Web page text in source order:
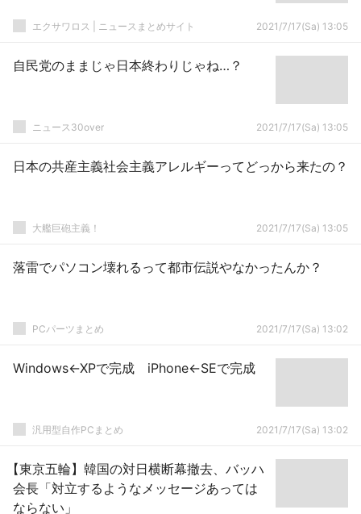
エクサワロス | ニュースまとめサイト 2021/7/17(Sa) 13:05
自民党のままじゃ日本終わりじゃね…？
ニュース30over 2021/7/17(Sa) 13:05
日本の共産主義社会主義アレルギーってどっから来たの？
大艦巨砲主義！ 2021/7/17(Sa) 13:05
落雷でパソコン壊れるって都市伝説やなかったんか？
PCパーツまとめ 2021/7/17(Sa) 13:02
Windows←XPで完成 iPhone←SEで完成
汎用型自作PCまとめ 2021/7/17(Sa) 13:02
【東京五輪】韓国の対日横断幕撤去、バッハ
会長「対立するようなメッセージあっては
ならない」